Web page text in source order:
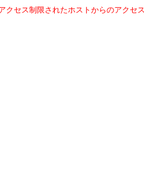
クセス制限されたホストからのアクセ